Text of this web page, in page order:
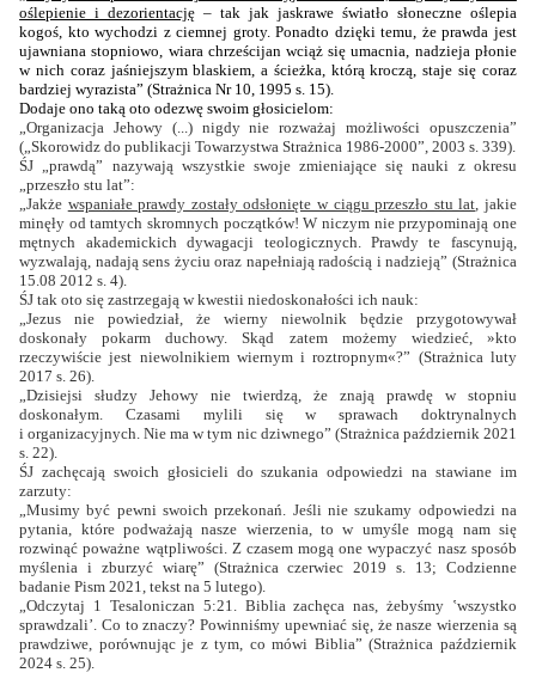
oślepienie i dezorientację – tak jak jaskrawe światło słoneczne oślepia
kogoś, kto wychodzi z ciemnej groty. Ponadto dzięki temu, że prawda jest
ujawniana stopniowo, wiara chrześcijan wciąż się umacnia, nadzieja płonie
w nich coraz jaśniejszym blaskiem, a ścieżka, którą kroczą, staje się coraz
bardziej wyrazista” (Strażnica Nr 10, 1995 s. 15).
Dodaje ono taką oto odezwę swoim głosicielom:
„Organizacja Jehowy (...) nigdy nie rozważaj możliwości opuszczenia”
(„Skorowidz do publikacji Towarzystwa Strażnica 1986-2000”, 2003 s. 339).
ŚJ „prawdą” nazywają wszystkie swoje zmieniające się nauki z okresu
„przeszło stu lat”:
„Jakże wspaniałe prawdy zostały odsłonięte w ciągu przeszło stu lat, jakie
minęły od tamtych skromnych początków! W niczym nie przypominają one
mętnych akademickich dywagacji teologicznych. Prawdy te fascynują,
wyzwalają, nadają sens życiu oraz napełniają radością i nadzieją” (Strażnica
15.08 2012 s. 4).
ŚJ tak oto się zastrzegają w kwestii niedoskonałości ich nauk:
„Jezus nie powiedział, że wierny niewolnik będzie przygotowywał
doskonały pokarm duchowy. Skąd zatem możemy wiedzieć, »kto
rzeczywiście jest niewolnikiem wiernym i roztropnym«?” (Strażnica luty
2017 s. 26).
„Dzisiejsi słudzy Jehowy nie twierdzą, że znają prawdę w stopniu
doskonałym. Czasami mylili się w sprawach doktrynalnych
i organizacyjnych. Nie ma w tym nic dziwnego” (Strażnica październik 2021
s. 22).
ŚJ zachęcają swoich głosicieli do szukania odpowiedzi na stawiane im
zarzuty:
„Musimy być pewni swoich przekonań. Jeśli nie szukamy odpowiedzi na
pytania, które podważają nasze wierzenia, to w umyśle mogą nam się
rozwinąć poważne wątpliwości. Z czasem mogą one wypaczyć nasz sposób
myślenia i zburzyć wiarę” (Strażnica czerwiec 2019 s. 13; Codzienne
badanie Pism 2021, tekst na 5 lutego).
„Odczytaj 1 Tesaloniczan 5:21. Biblia zachęca nas, żebyśmy ‛wszystko
sprawdzali’. Co to znaczy? Powinniśmy upewniać się, że nasze wierzenia są
prawdziwe, porównując je z tym, co mówi Biblia” (Strażnica październik
2024 s. 25).